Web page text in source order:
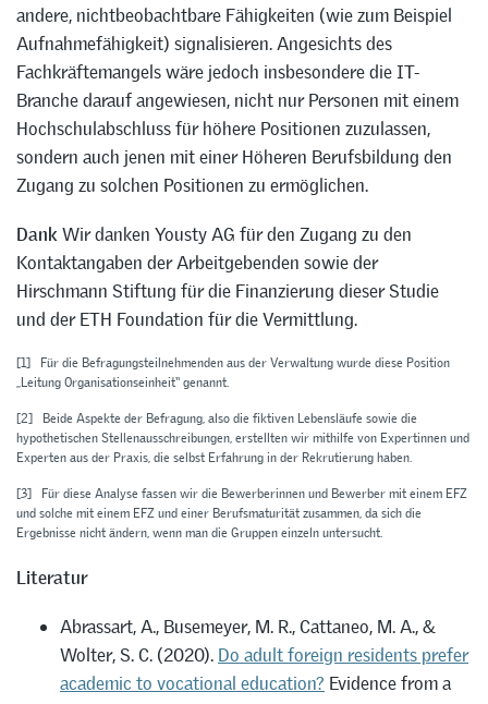
andere, nichtbeobachtbare Fähigkeiten (wie zum Beispiel
Aufnahmefähigkeit) signalisieren. Angesichts des
Fachkräftemangels wäre jedoch insbesondere die IT-
Branche darauf angewiesen, nicht nur Personen mit einem
Hochschulabschluss für höhere Positionen zuzulassen,
sondern auch jenen mit einer Höheren Berufsbildung den
Zugang zu solchen Positionen zu ermöglichen.
DankWir danken Yousty AG für den Zugang zu den
Kontaktangaben der Arbeitgebenden sowie der
Hirschmann Stiftung für die Finanzierung dieser Studie
und der ETH Foundation für die Vermittlung.
[1] Für die Befragungsteilnehmenden aus der Verwaltung wurde diese Position
„Leitung Organisationseinheit“ genannt.
[2] Beide Aspekte der Befragung, also die fiktiven Lebensläufe sowie die
hypothetischen Stellenausschreibungen, erstellten wir mithilfe von Expertinnen und
Experten aus der Praxis, die selbst Erfahrung in der Rekrutierung haben.
[3] Für diese Analyse fassen wir die Bewerberinnen und Bewerber mit einem EFZ
und solche mit einem EFZ und einer Berufsmaturität zusammen, da sich die
Ergebnisse nicht ändern, wenn man die Gruppen einzeln untersucht.
Literatur
Abrassart, A., Busemeyer, M. R., Cattaneo, M. A., &
Wolter, S. C. (2020). Do adult foreign residents prefer
academic to vocational education? Evidence from a